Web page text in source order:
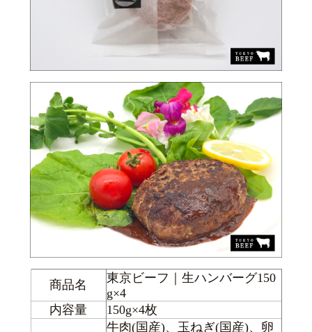
商品名
東京ビーフ｜生ハンバーグ150
g×4
内容量
150g×4枚
牛肉(国産)、玉ねぎ(国産)、卵